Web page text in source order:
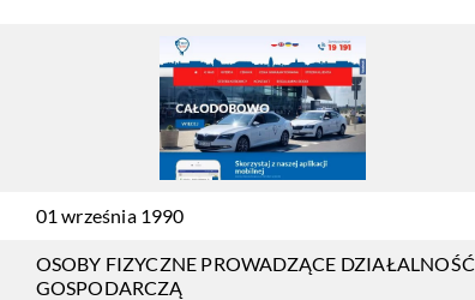
01 września 1990
OSOBY FIZYCZNE PROWADZĄCE DZIAŁALNOŚĆ
GOSPODARCZĄ